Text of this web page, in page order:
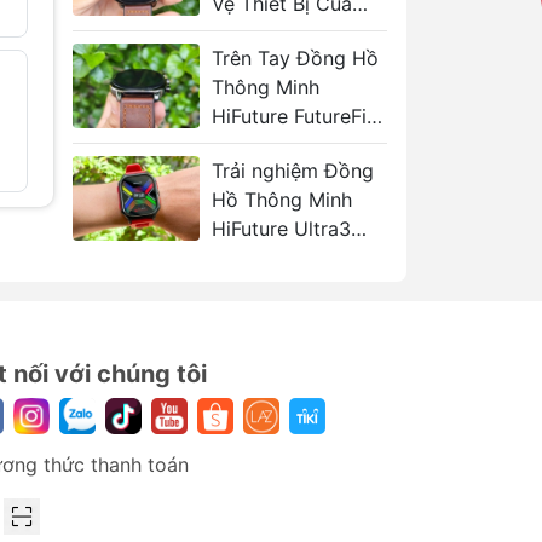
Bạn
Trên Tay Đồng Hồ
Thông Minh
HiFuture FutureFit
AIX
Trải nghiệm Đồng
Hồ Thông Minh
HiFuture Ultra3
2.800.000₫
- 32%
Đồng hồ thông
minh Mibro Watch
Lite2
1.289.000₫
1.900.000₫
nối với chúng tôi
thức thanh toán